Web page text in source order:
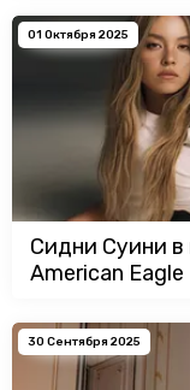
01 Октября 2025
Сидни Суини
American Eagle
30 Сентября 2025